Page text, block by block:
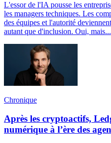
L'essor de l'IA pousse les
les managers techniques. Les
des équipes et l'autorité
autant que d'inclusion. Oui, mais...
Chronique
Après les cryptoactifs,
numérique à l’ère des